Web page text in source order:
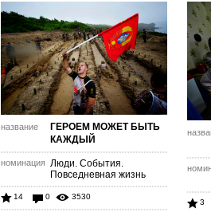
название
ГЕРОЕМ МОЖЕТ БЫТЬ
КАЖДЫЙ
номинация Люди. События.
Повседневная жизнь
14 0 3530
3